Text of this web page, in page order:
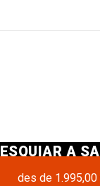
ESQUIAR A
MORITZ
des de 1.995,00